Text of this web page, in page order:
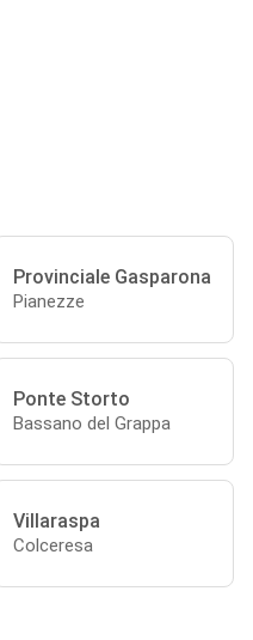
Provinciale Gasparona
Pianezze
Ponte Storto
Bassano del Grappa
Villaraspa
Colceresa